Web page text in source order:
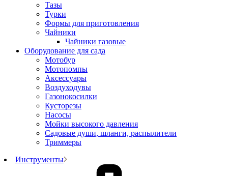
Тазы
Турки
Формы для приготовления
Чайники
Чайники газовые
Оборудование для сада
Мотобур
Мотопомпы
Аксессуары
Воздуходувы
Газонокосилки
Кусторезы
Насосы
Мойки высокого давления
Садовые души, шланги, распылители
Триммеры
Инструменты